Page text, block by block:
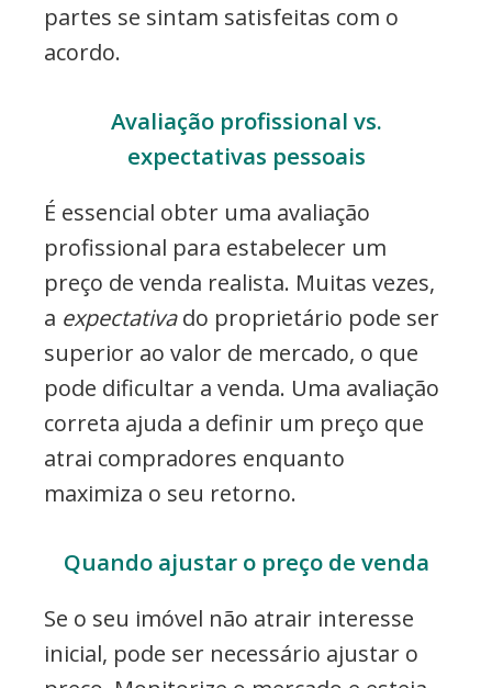
partes se sintam satisfeitas com o
acordo.
Avaliação profissional vs.
expectativas pessoais
É essencial obter uma avaliação
profissional para estabelecer um
preço de venda realista. Muitas vezes,
a expectativado proprietário pode ser
superior ao valor de mercado, o que
pode dificultar a venda. Uma avaliação
correta ajuda a definir um preço que
atrai compradores enquanto
maximiza o seu retorno.
Quando ajustar o preço de venda
Se o seu imóvel não atrair interesse
inicial, pode ser necessário ajustar o